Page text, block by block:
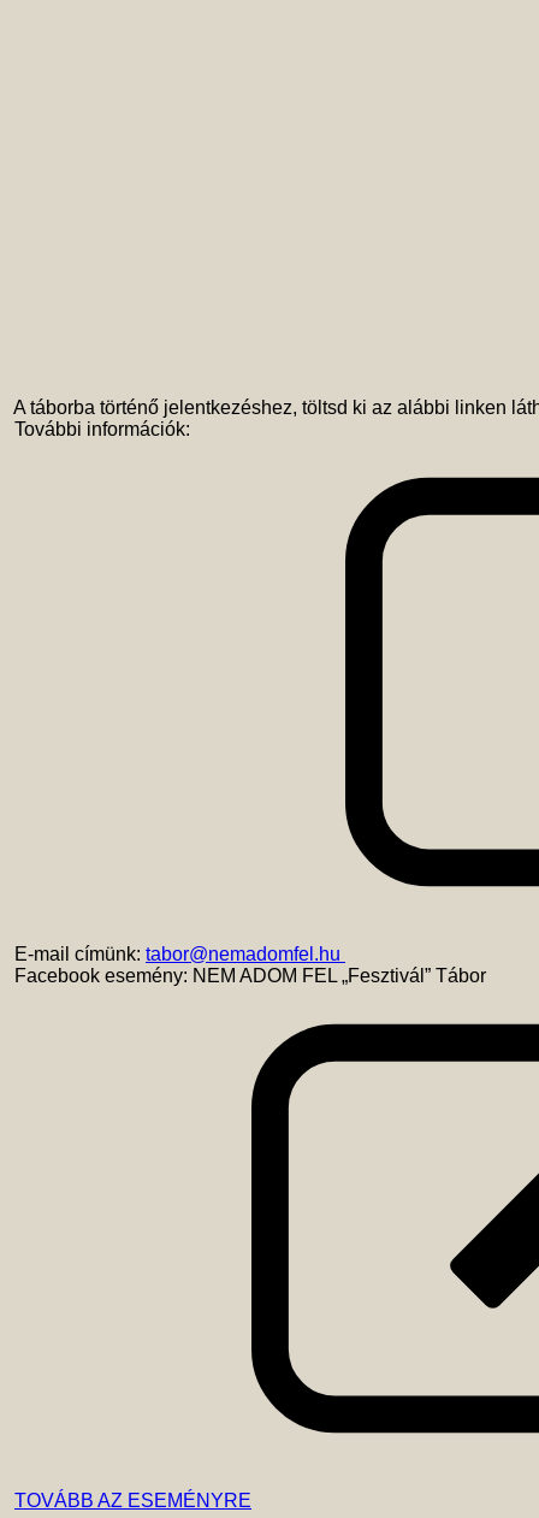
A táborba történő jelentkezéshez, töltsd ki az alábbi linken
További információk:
E-mail címünk: tabor@nemadomfel.hu
Facebook esemény: NEM ADOM FEL „Fesztivál” Tábor
TOVÁBB AZ ESEMÉNYRE